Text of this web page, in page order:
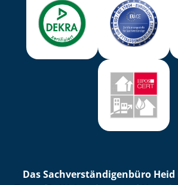
Das Sach­ver­stän­di­gen­bü­ro